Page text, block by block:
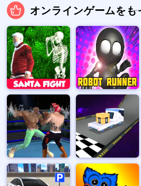
オンラインゲームをも